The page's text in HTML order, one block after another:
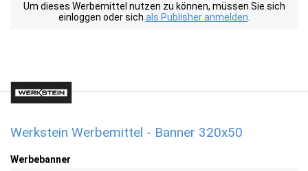
Um dieses Werbemittel nutzen zu können, müssen Sie sich
einloggen oder sich als Publisher anmelden
Werkstein Werbemittel - Banner 320x50
Werbebanner